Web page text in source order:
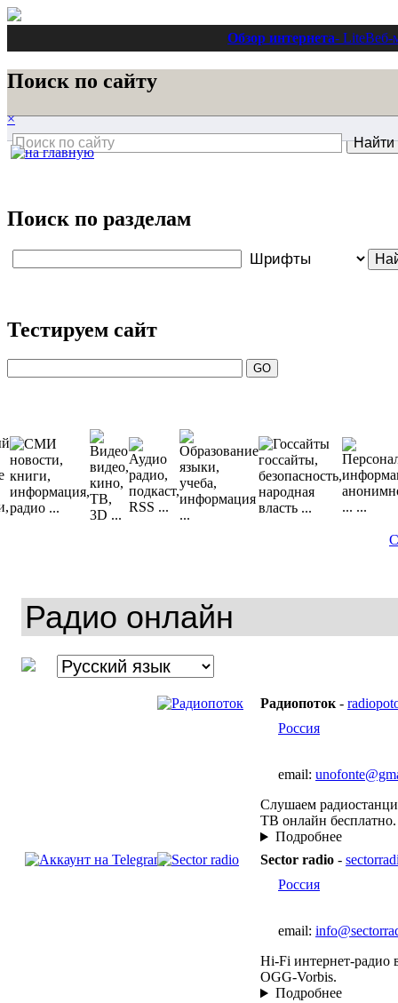
Обзор интернета- LiteВеб-
Поиск по сайту
×
Поиск по разделам
Тестируем сайт
Радиопоток -
Россия
email:
Слушаем
ТВ онлайн бесплатно.
Подробнее
Sector radio -
Россия
email:
Hi-Fi интернет-радио
OGG-Vorbis.
Подробнее